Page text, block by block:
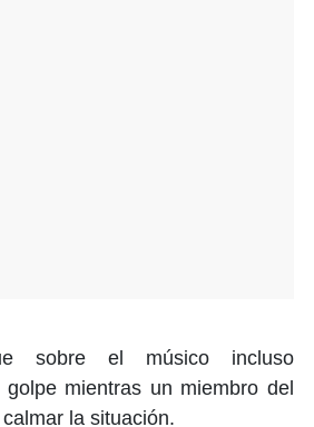
sobre el músico incluso
golpe mientras un miembro del
la situación.